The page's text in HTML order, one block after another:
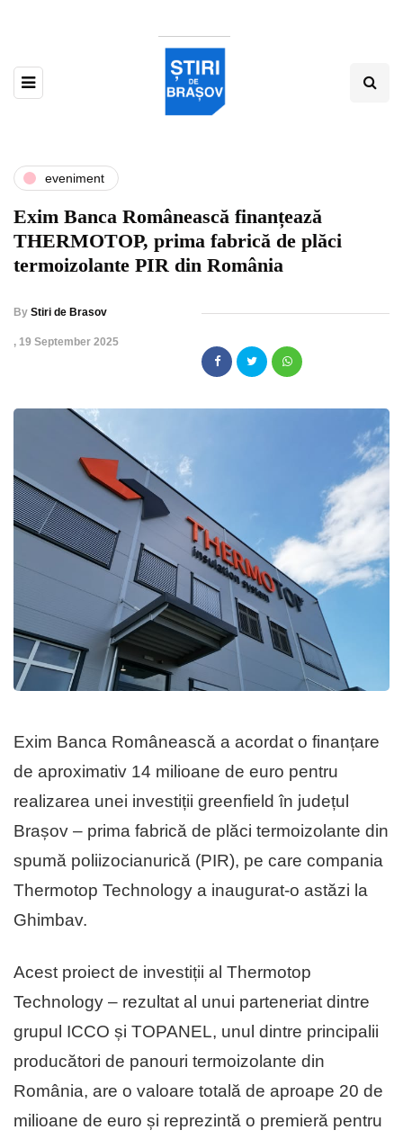
eveniment
Exim Banca Românească finanțează
THERMOTOP, prima fabrică de plăci
termoizolante PIR din România
By Stiri de Brasov
, 19 September 2025
Exim Banca Românească a acordat o finanțare
de aproximativ 14 milioane de euro pentru
realizarea unei investiții greenfield în județul
Brașov – prima fabrică de plăci termoizolante din
spumă poliizocianurică (PIR), pe care compania
Thermotop Technology a inaugurat-o astăzi la
Ghimbav.
Acest proiect de investiții al Thermotop
Technology – rezultat al unui parteneriat dintre
grupul ICCO și TOPANEL, unul dintre principalii
producători de panouri termoizolante din
România, are o valoare totală de aproape 20 de
milioane de euro și reprezintă o premieră pentru